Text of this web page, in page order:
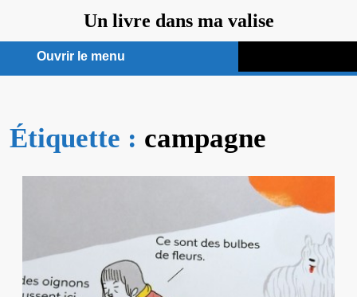
contenu
Un livre dans ma valise
Ouvrir le menu
menu
Étiquette : campagne